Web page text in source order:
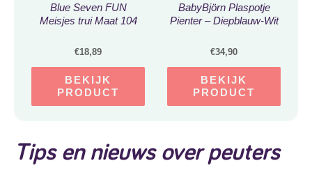
Blue Seven FUN
Meisjes trui Maat 104
€18,89
BEKIJK
PRODUCT
BabyBjörn Plaspotje
Pienter – Diepblauw-Wit
€34,90
BEKIJK
PRODUCT
Tips en nieuws over peuters